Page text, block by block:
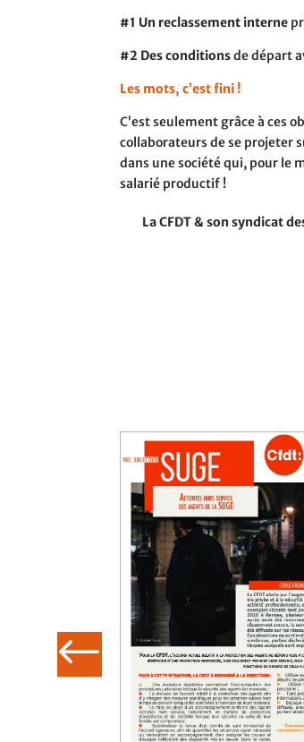
#1 Un reclassement interne
#2 Des conditionsde départ
Les mots, c’est fini !
C’est seulement grâce à ces
collaborateurs de se projeter
dans une société qui, pour le
salarié productif !
La CFDT & son syndicat